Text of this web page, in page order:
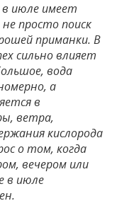
июле имеет
просто поиск
приманки. В
сильно влияет
вода
а
в
ветра,
кислорода
о том, когда
вечером или
в июле